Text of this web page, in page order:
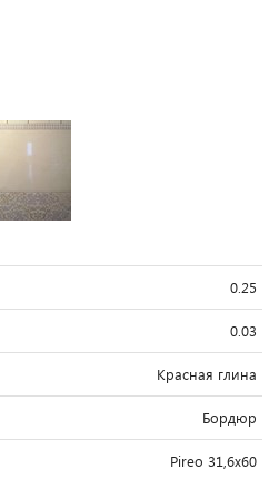
0.25
0.03
Красная глина
Бордюр
Pireo 31,6x60